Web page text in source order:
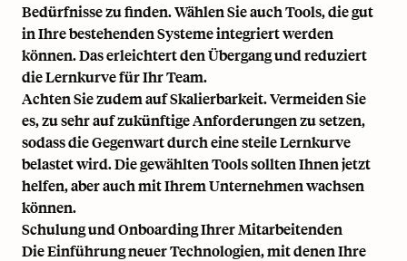
Bedürfnisse zu finden. Wählen Sie auch Tools, die gut
in Ihre bestehenden Systeme integriert werden
können. Das erleichtert den Übergang und reduziert
die Lernkurve für Ihr Team.
Achten Sie zudem auf Skalierbarkeit. Vermeiden Sie
es, zu sehr auf zukünftige Anforderungen zu setzen,
sodass die Gegenwart durch eine steile Lernkurve
belastet wird. Die gewählten Tools sollten Ihnen jetzt
helfen, aber auch mit Ihrem Unternehmen wachsen
können.
Schulung und Onboarding Ihrer Mitarbeitenden
Die Einführung neuer Technologien, mit denen Ihre